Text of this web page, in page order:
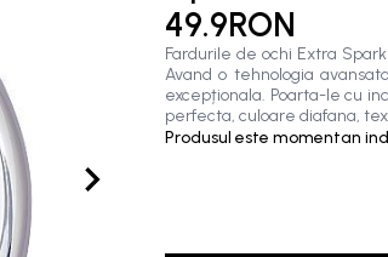
49.9RON
Fardurile de ochi Extra
Avand o tehnologia
excepționala. Poarta-le cu
perfecta, culoare diafana,
Produsul este momentan